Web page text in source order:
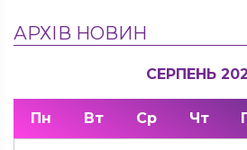
АРХІВ НОВИН
СЕРПЕНЬ
Пн Вт Ср Чт